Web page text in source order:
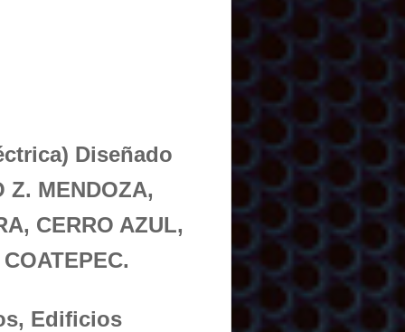
Diseñado
MENDOZA,
CERRO AZUL,
Edificios